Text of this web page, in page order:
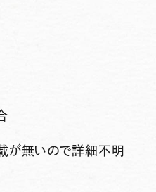
無いので詳細不明